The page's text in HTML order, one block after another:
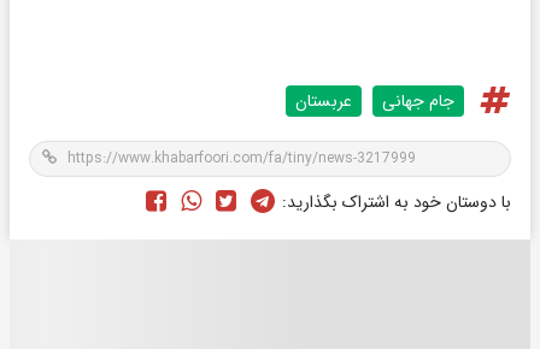
جام جهانی عربستان
با دوستان خود به اشتراک بگذارید: